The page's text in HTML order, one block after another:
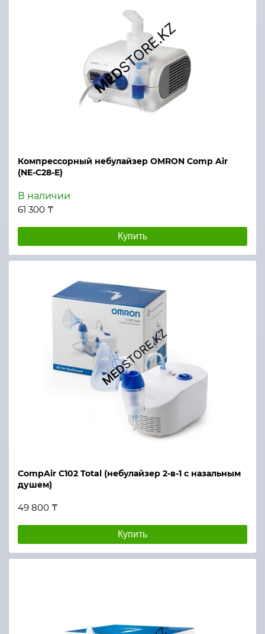
Компрессорный небулайзер OMRON Comp Air
(NE-C28-E)
В наличии
61 300 ₸
Купить
CompAir C102 Total (небулайзер 2-в-1 с назальным
душем)
49 800 ₸
Купить